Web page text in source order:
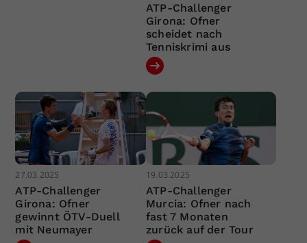
ATP-Challenger
Girona: Ofner
scheidet nach
Tenniskrimi aus
27.03.2025
ATP-Challenger
Girona: Ofner
gewinnt ÖTV-Duell
mit Neumayer
19.03.2025
ATP-Challenger
Murcia: Ofner nach
fast 7 Monaten
zurück auf der Tour